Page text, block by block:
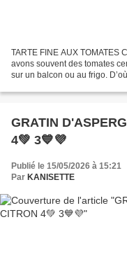
TARTE FINE AUX TOMATES
avons souvent des tomates
sur un balcon ou au frigo.
GRATIN
4💚 3💙💜
Publié le 15/05/2026 à 15:21
Par KANISETTE